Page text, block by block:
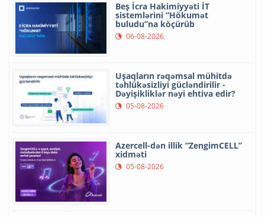
Beş İcra Hakimiyyəti İT
sistemlərini “Hökumət
buludu”na köçürüb
06-08-2026
Uşaqların rəqəmsal mühitdə
təhlükəsizliyi gücləndirilir -
Dəyişikliklər nəyi ehtiva edir?
05-08-2026
Azercell-dən illik “ZengimCELL”
xidməti
05-08-2026